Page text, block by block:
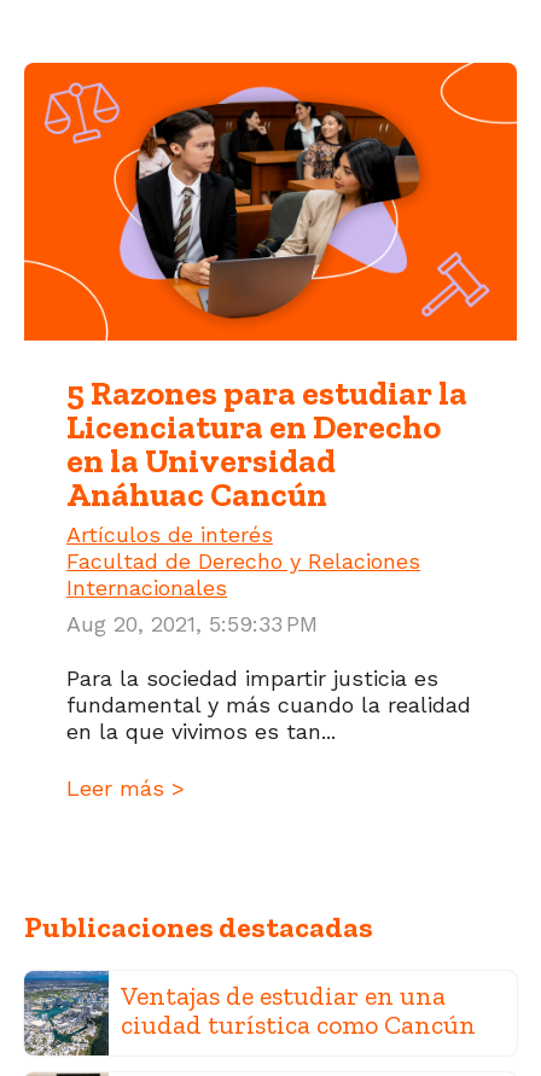
5 Razones para estudiar la
Licenciatura en Derecho
en la Universidad
Anáhuac Cancún
Artículos de interés
Facultad de Derecho y Relaciones
Internacionales
Aug 20, 2021, 5:59:33 PM
Para la sociedad impartir justicia es
fundamental y más cuando la realidad
en la que vivimos es tan...
Leer más >
Publicaciones destacadas
Ventajas de estudiar en una
ciudad turística como Cancún